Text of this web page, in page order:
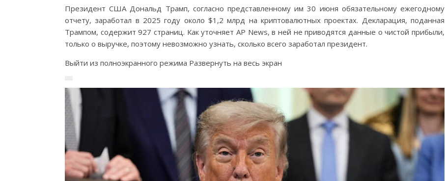
Президент США Дональд Трамп, согласно представленному им 30 июня обязательному ежегодному
отчету, заработал в 2025 году около $1,2 млрд на криптовалютных проектах. Декларация, поданная
Трампом, содержит 927 страниц. Как уточняет AP News, в ней не приводятся данные о чистой прибыли,
только о выручке, поэтому невозможно узнать, сколько всего заработал президент.
Выйти из полноэкранного режима Развернуть на весь экран